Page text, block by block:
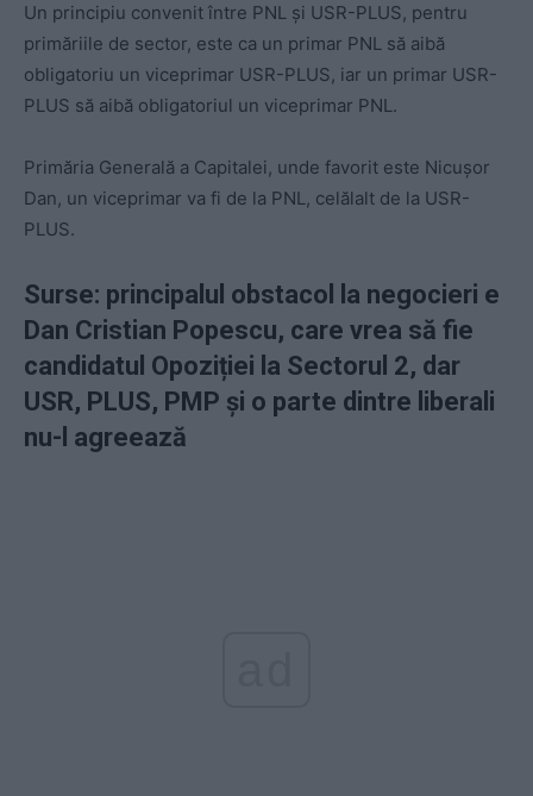
Un principiu convenit între PNL și USR-PLUS, pentru
primăriile de sector, este ca un primar PNL să aibă
obligatoriu un viceprimar USR-PLUS, iar un primar USR-
PLUS să aibă obligatoriul un viceprimar PNL.
Primăria Generală a Capitalei, unde favorit este Nicușor
Dan, un viceprimar va fi de la PNL, celălalt de la USR-
PLUS.
Surse: principalul obstacol
la negocieri e
Dan Cristian Popescu, care vrea să fie
candidatul Opoziției la Sectorul 2, dar
USR, PLUS, PMP și o parte dintre liberali
nu-l agreează